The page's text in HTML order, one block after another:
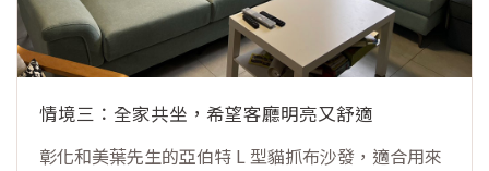
情境三：全家共坐，希望客廳明亮又舒適
彰化和美葉先生的亞伯特 L 型貓抓布沙發，適合用來